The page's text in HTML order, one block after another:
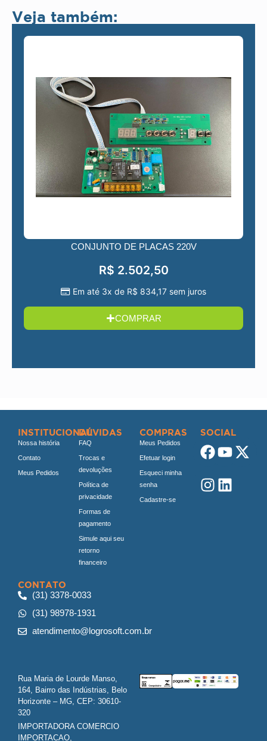
Veja também:
CONJUNTO DE PLACAS 220V
R$ 2.502,50
Em até 3x de R$ 834,17 sem juros
COMPRAR
INSTITUCIONAL
Nossa história
Contato
Meus Pedidos
DÚVIDAS
FAQ
Trocas e
devoluções
Política de
privacidade
Formas de
pagamento
Simule aqui seu
retorno
financeiro
COMPRAS
Meus Pedidos
Efetuar login
Esqueci minha
senha
Cadastre-se
SOCIAL
CONTATO
(31) 3378-0033
(31) 98978-1931
atendimento@logrosoft.com.br
Rua Maria de Lourde Manso,
164, Bairro das Indústrias, Belo
Horizonte – MG, CEP: 30610-
320
IMPORTADORA COMERCIO
IMPORTACAO,